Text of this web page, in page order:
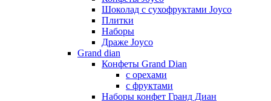
Шоколад с сухофруктами Joyco
Плитки
Наборы
Драже Joyco
Grand dian
Конфеты Grand Dian
с орехами
с фруктами
Наборы конфет Гранд Диан